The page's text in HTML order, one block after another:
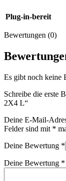
Plug-in-bereit
Bewertungen (0)
Es gibt noch keine
Schreibe die erste
2X4 L“
Deine E-Mail-
Felder sind mit *
Deine Bewertung *
Deine Bewertung *